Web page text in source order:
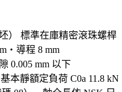
） 標準在庫精密滾珠螺桿
・導程 8 mm
0.005 mm 以下
本靜額定負荷 C0a 11.8 kN